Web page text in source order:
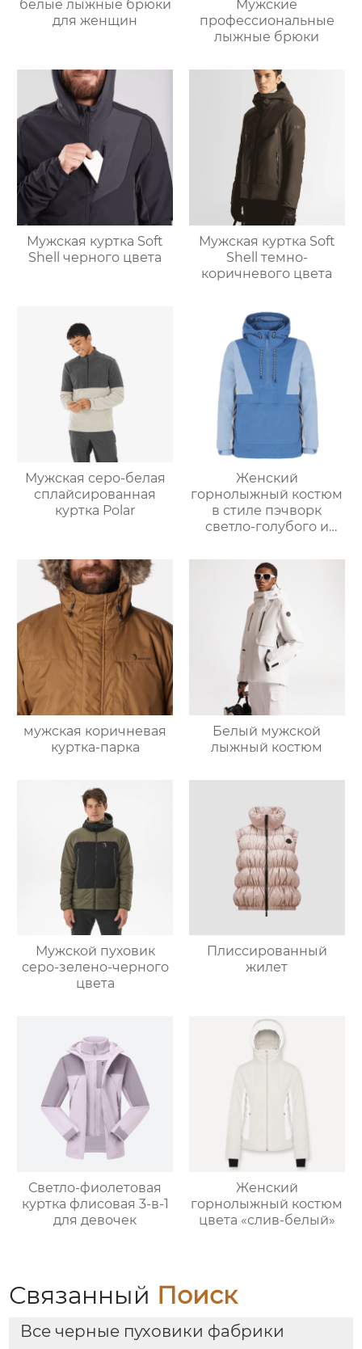
белые лыжные брюки
для женщин
Мужские
профессиональные
лыжные брюки
Мужская куртка Soft
Shell черного цвета
Мужская куртка Soft
Shell темно-
коричневого цвета
Мужская серо-белая
сплайсированная
куртка Polar
Женский
горнолыжный костюм
в стиле пэчворк
светло-голубого и
цвета
мужская коричневая
куртка-парка
Белый мужской
лыжный костюм
Мужской пуховик
серо-зелено-черного
цвета
Плиссированный
жилет
Светло-фиолетовая
куртка флисовая 3-в-1
для девочек
Женский
горнолыжный костюм
цвета «слив-белый»
Связанный Поиск
Все черные пуховики фабрики